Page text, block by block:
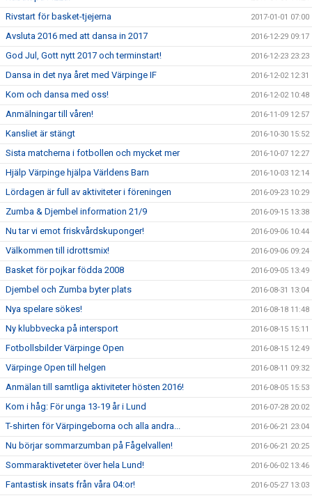
Rivstart för basket-tjejerna 2017-01-01 07:00
Avsluta 2016 med att dansa in 2017 2016-12-29 09:17
God Jul, Gott nytt 2017 och terminstart! 2016-12-23 23:23
Dansa in det nya året med Värpinge IF 2016-12-02 12:31
Kom och dansa med oss! 2016-12-02 10:48
Anmälningar till våren! 2016-11-09 12:57
Kansliet är stängt 2016-10-30 15:52
Sista matcherna i fotbollen och mycket mer 2016-10-07 12:27
Hjälp Värpinge hjälpa Världens Barn 2016-10-03 12:14
Lördagen är full av aktiviteter i föreningen 2016-09-23 10:29
Zumba & Djembel information 21/9 2016-09-15 13:38
Nu tar vi emot friskvårdskuponger! 2016-09-06 10:44
Välkommen till idrottsmix! 2016-09-06 09:24
Basket för pojkar födda 2008 2016-09-05 13:49
Djembel och Zumba byter plats 2016-08-31 13:04
Nya spelare sökes! 2016-08-18 11:48
Ny klubbvecka på intersport 2016-08-15 15:11
Fotbollsbilder Värpinge Open 2016-08-15 12:49
Värpinge Open till helgen 2016-08-11 09:32
Anmälan till samtliga aktiviteter hösten 2016! 2016-08-05 15:53
Kom i håg: För unga 13-19 år i Lund 2016-07-28 20:02
T-shirten för Värpingeborna och alla andra... 2016-06-21 23:04
Nu börjar sommarzumban på Fågelvallen! 2016-06-21 20:25
Sommaraktiveteter över hela Lund! 2016-06-02 13:46
Fantastisk insats från våra 04:or! 2016-05-27 13:03